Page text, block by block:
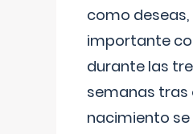
como deseas,
importante
durante las
semanas tras
nacimiento